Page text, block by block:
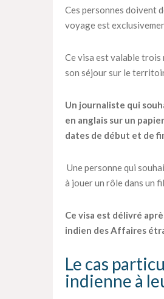
Ces personnes doivent
voyage est
Ce visa est valable trois
son séjour sur le
Un journaliste qui
en anglais sur un
dates de début et de
Une personne qui
à jouer un rôle dans un
Ce visa est délivré
indien des Affaires
Le cas
indienne à